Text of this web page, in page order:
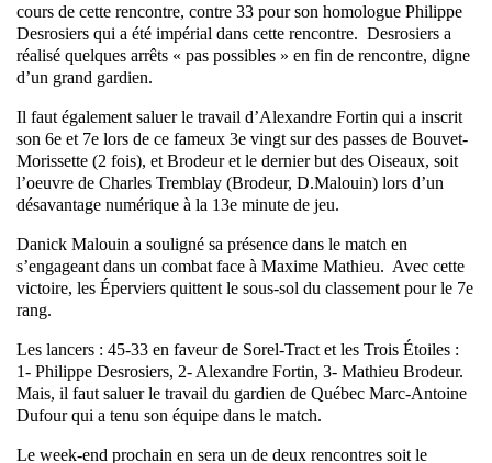
cours de cette rencontre, contre 33 pour son homologue Philippe
Desrosiers qui a été impérial dans cette rencontre. Desrosiers a
réalisé quelques arrêts « pas possibles » en fin de rencontre, digne
d’un grand gardien.
Il faut également saluer le travail d’Alexandre Fortin qui a inscrit
son 6e et 7e lors de ce fameux 3e vingt sur des passes de Bouvet-
Morissette (2 fois), et Brodeur et le dernier but des Oiseaux, soit
l’oeuvre de Charles Tremblay (Brodeur, D.Malouin) lors d’un
désavantage numérique à la 13e minute de jeu.
Danick Malouin a souligné sa présence dans le match en
s’engageant dans un combat face à Maxime Mathieu. Avec cette
victoire, les Éperviers quittent le sous-sol du classement pour le 7e
rang.
Les lancers : 45-33 en faveur de Sorel-Tract et les Trois Étoiles :
1- Philippe Desrosiers, 2- Alexandre Fortin, 3- Mathieu Brodeur.
Mais, il faut saluer le travail du gardien de Québec Marc-Antoine
Dufour qui a tenu son équipe dans le match.
Le week-end prochain en sera un de deux rencontres soit le